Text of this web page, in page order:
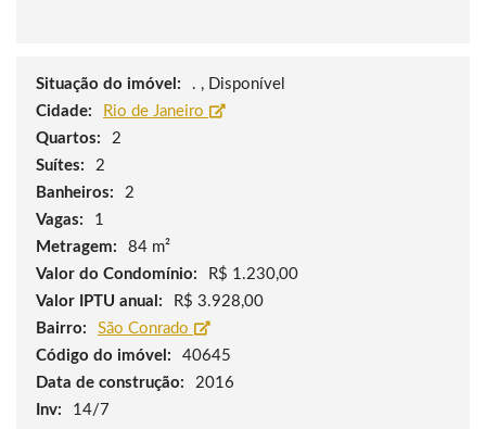
Situação do imóvel:
. , Disponível
Cidade:
Rio de Janeiro
Quartos:
2
Suítes:
2
Banheiros:
2
Vagas:
1
Metragem:
84 m²
Valor do Condomínio:
R$ 1.230,00
Valor IPTU anual:
R$ 3.928,00
Bairro:
São Conrado
Código do imóvel:
40645
Data de construção:
2016
Inv:
14/7